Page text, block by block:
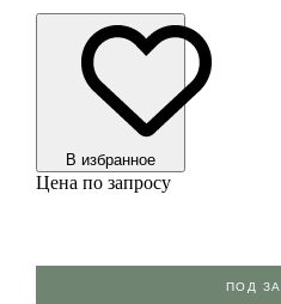
В избранноe
Цена по запросу
ПОД